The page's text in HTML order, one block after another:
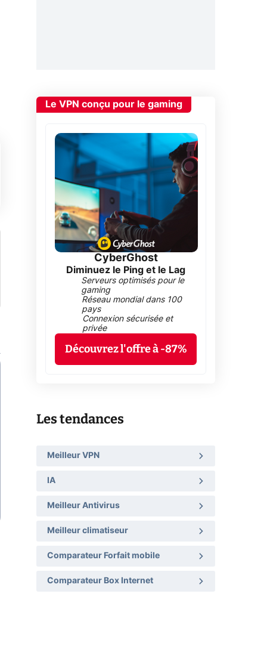
Le VPN conçu pour le gaming
CyberGhost
Diminuez le Ping et le Lag
Serveurs optimisés pour le
gaming
Réseau mondial dans 100
pays
Connexion sécurisée et
privée
Découvrez l'offre à -87%
Les tendances
Meilleur VPN
IA
Meilleur Antivirus
Meilleur climatiseur
Comparateur Forfait mobile
Comparateur Box Internet